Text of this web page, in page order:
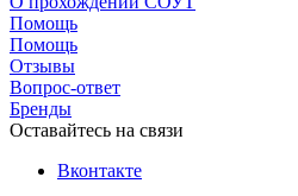
Помощь
Помощь
Отзывы
Вопрос-ответ
Бренды
Оставайтесь на связи
Вконтакте